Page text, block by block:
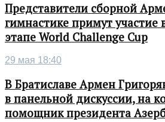
Представители сборной
гимнастике примут участие
этапе World Challenge Cup
29 мая 18:40
В Братиславе Армен
в панельной дискуссии, на
помощник президента